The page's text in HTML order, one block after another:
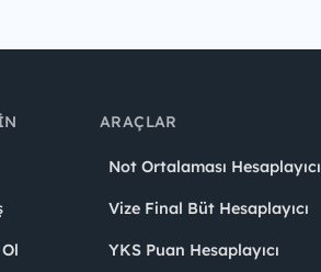
ARAÇLAR
Not Ortalaması Hesaplayıcı
Vize Final Büt Hesaplayıcı
YKS Puan Hesaplayıcı